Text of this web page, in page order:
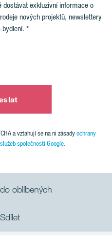
oblíbených
Sdílet
dostávat exkluzivní informace o
nových projektů, newslettery
a vztahují se na ni zásadyochrany
společnosti Google.